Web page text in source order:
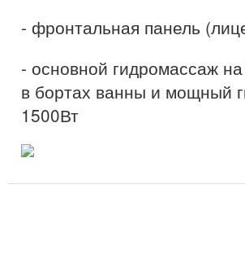
- фронтальная панель
- основной гидромассаж
в бортах ванны и мощный
1500Вт